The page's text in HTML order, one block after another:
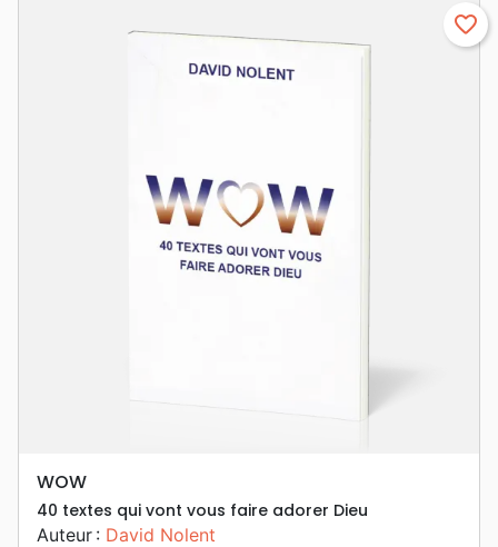
favorite_border
WOW
40 textes qui vont vous faire adorer Dieu
Auteur : David Nolent